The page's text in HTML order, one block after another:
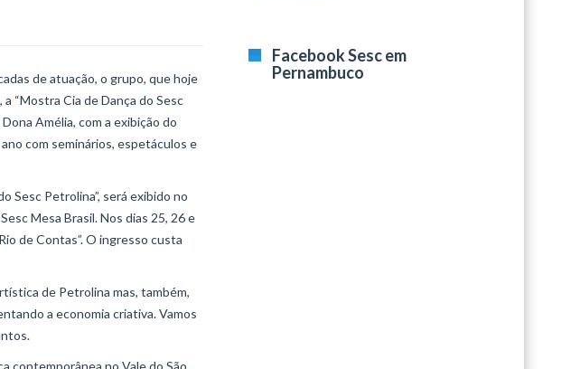
de atuação, o grupo, que hoje
“Mostra Cia de Dança do Sesc
Amélia, com a exibição do
com seminários, espetáculos e
Sesc Petrolina”, será exibido no
Mesa Brasil. Nos dias 25, 26 e
de Contas”. O ingresso custa
de Petrolina mas, também,
a economia criativa. Vamos
Facebook Sesc em
Pernambuco